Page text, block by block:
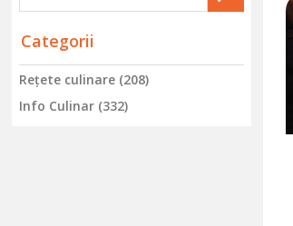
Categorii
Reţete culinare (208)
Info Culinar (332)